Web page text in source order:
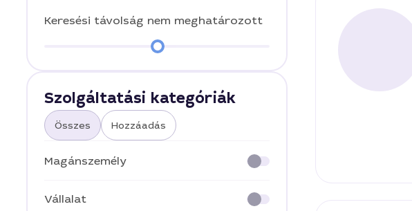
Keresési távolság nem meghatározott
Szolgáltatási kategóriák
Összes Hozzáadás
Magánszemély
Vállalat